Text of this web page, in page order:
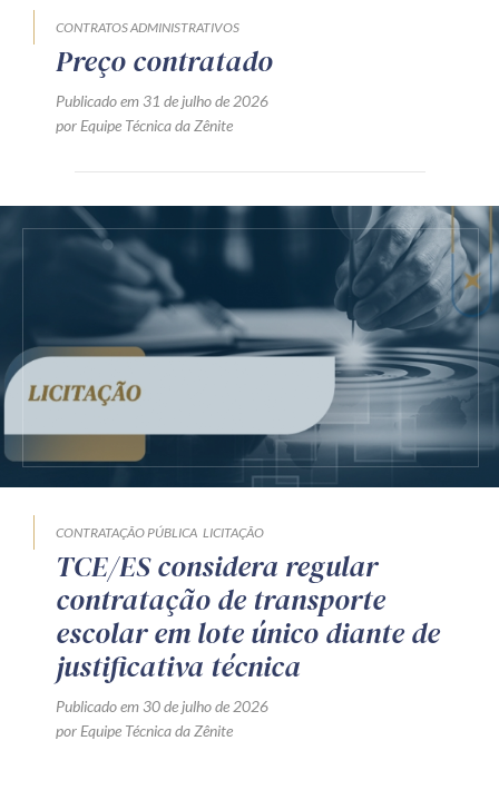
CONTRATOS ADMINISTRATIVOS
Preço contratado
Publicado em 31 de julho de 2026
por Equipe Técnica da Zênite
CONTRATAÇÃO PÚBLICA LICITAÇÃO
TCE/ES considera regular
contratação de transporte
escolar em lote único diante de
justificativa técnica
Publicado em 30 de julho de 2026
por Equipe Técnica da Zênite